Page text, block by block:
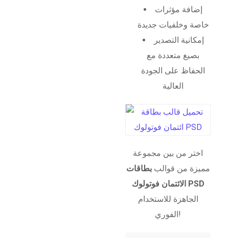
إضافة مؤثرات
خاصة وخلفيات جديدة
إمكانية التصدير
بصيغ متعددة مع
الحفاظ على الجودة
العالية
اختر من بين مجموعة
مميزة من قوالببطاقات
الائتمان فوتولوك PSD
الجاهزة للاستخدام
الفوري!